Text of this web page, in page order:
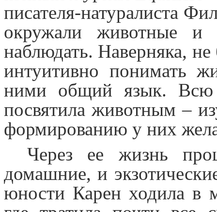
писателя-натуралиста
окружали животные
наблюдать. Наверняка, не
интуитивно понимать
ними общий язык.
посвятила животным –
формированию у них
Через ее жизнь
домашние, и
юности Карен ходила в